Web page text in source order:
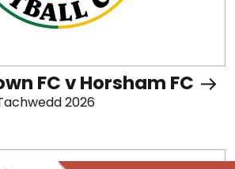
FC v Horsham FC
2026